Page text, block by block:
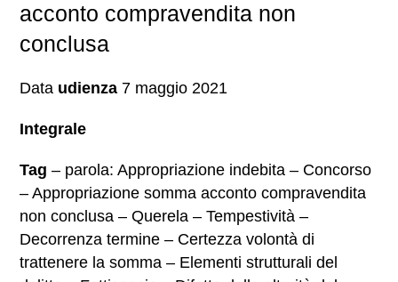
acconto compravendita non
conclusa
Data udienza 7 maggio 2021
Integrale
Tag – parola: Appropriazione indebita – Concorso
– Appropriazione somma acconto compravendita
non conclusa – Querela – Tempestività –
Decorrenza termine – Certezza volontà di
trattenere la somma – Elementi strutturali del